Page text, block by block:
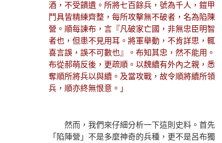
酒，不受饋遺。所將七百餘兵，號為千人，鎧甲
鬥具皆精練齊整，每所攻擊無不破者，名為陷陳
營。順每諫布，言『凡破家亡國，非無忠臣明智
者也，但患不見用耳。將軍舉動，不肯詳思，輒
喜言誤，誤不可數也』。布知其忠，然不能用。
布從郝萌反後，更疏順。以魏續有外內之親，悉
奪順所將兵以與續。及當攻戰，故令順將續所領
兵，順亦終無恨意。」
然而，我們來仔細分析一下這則史料。首先
「陷陣營」不是多麼神奇的兵種，更不是呂布獨